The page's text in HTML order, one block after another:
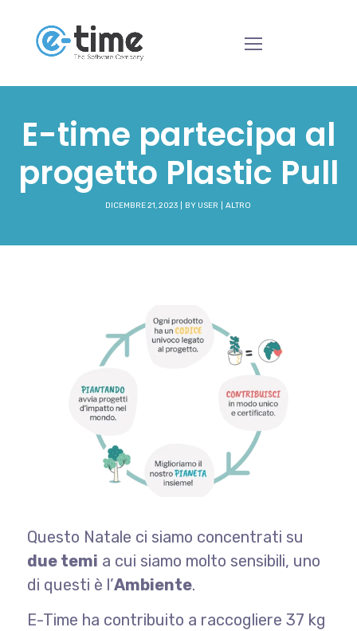
E-time partecipa al
progetto Plastic Pull
DICEMBRE 21, 2023 BY USER ALTRO
Questo Natale ci siamo concentrati su
due temi a cui siamo molto sensibili, uno
di questi è l’Ambiente.
E-Time ha contribuito a raccogliere 37 kg